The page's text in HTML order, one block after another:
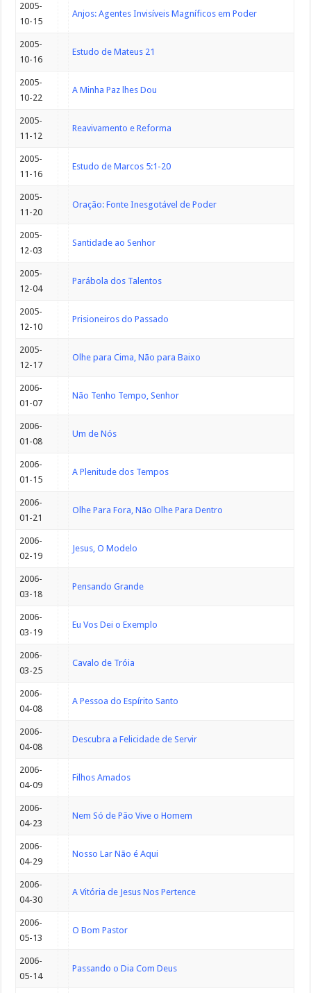
2005-
10-15
Anjos: Agentes Invisíveis Magníficos em Poder
2005-
10-16
Estudo de Mateus 21
2005-
10-22
A Minha Paz lhes Dou
2005-
11-12
Reavivamento e Reforma
2005-
11-16
Estudo de Marcos 5:1-20
2005-
11-20
Oração: Fonte Inesgotável de Poder
2005-
12-03
Santidade ao Senhor
2005-
12-04
Parábola dos Talentos
2005-
12-10
Prisioneiros do Passado
2005-
12-17
Olhe para Cima, Não para Baixo
2006-
01-07
Não Tenho Tempo, Senhor
2006-
01-08
Um de Nós
2006-
01-15
A Plenitude dos Tempos
2006-
01-21
Olhe Para Fora, Não Olhe Para Dentro
2006-
02-19
Jesus, O Modelo
2006-
03-18
Pensando Grande
2006-
03-19
Eu Vos Dei o Exemplo
2006-
03-25
Cavalo de Tróia
2006-
04-08
A Pessoa do Espírito Santo
2006-
04-08
Descubra a Felicidade de Servir
2006-
04-09
Filhos Amados
2006-
04-23
Nem Só de Pão Vive o Homem
2006-
04-29
Nosso Lar Não é Aqui
2006-
04-30
A Vitória de Jesus Nos Pertence
2006-
05-13
O Bom Pastor
2006-
05-14
Passando o Dia Com Deus